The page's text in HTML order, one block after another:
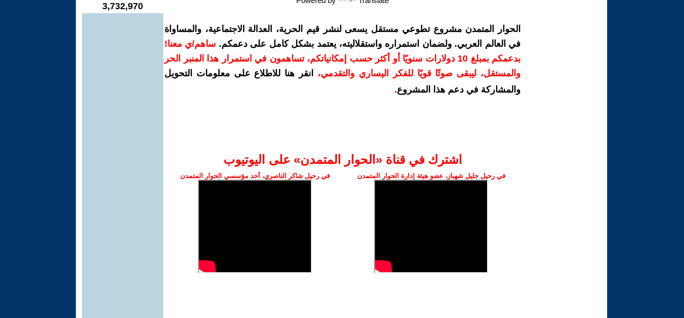
الحوار المتمدن مشروع تطوعي مستقل يسعى لنشر قيم الحرية، العدالة الاجتماعية، والمساواة
في العالم العربي. ولضمان استمراره واستقلاليته، يعتمد بشكل كامل على دعمكم. ساهم/ي معنا!
بدعمكم بمبلغ 10 دولارات سنويًا أو أكثر حسب إمكانياتكم، تساهمون في استمرار هذا المنبر الحر
والمستقل، ليبقى صوتًا قويًا للفكر اليساري والتقدمي،
انقر هنا للاطلاع على معلومات التحويل
والمشاركة في دعم هذا المشروع.
اشترك في قناة ‫«الحوار المتمدن» على اليوتيوب
في رحيل جليل شهباز، عضو هيئة إدارة الحوار المتمدن في رحيل شاكر الناصري، أحد مؤسسي الحوار المتمدن
3,732,970